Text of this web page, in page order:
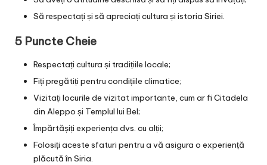
Să respectați și să apreciați cultura și istoria Siriei.
5 Puncte Cheie
Respectați cultura și tradițiile locale;
Fiți pregătiți pentru condițiile climatice;
Vizitați locurile de vizitat importante, cum ar fi Citadela
din Aleppo și Templul lui Bel;
Împărtășiți experiența dvs. cu alții;
Folosiți aceste sfaturi pentru a vă asigura o experiență
plăcută în Siria.